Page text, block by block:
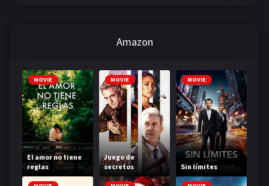
Amazon
MOVIE
El amor no tiene
reglas
MOVIE
Juego de
secretos
MOVIE
Sin límites